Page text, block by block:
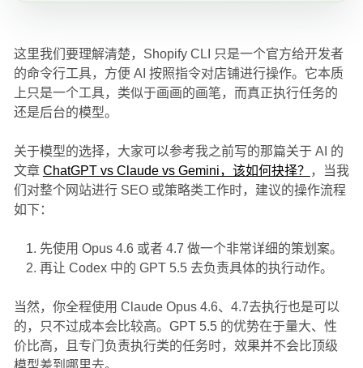
这里我们要理解清楚，Shopify CLI 只是一个官方给开发者
的命令行工具，方便 AI 按照指令对店铺进行操作。它本质
上只是一个工具，类似于画画的画笔，而真正执行任务的
还是后台的模型。
关于模型的选择，大家可以参考我之前写的那篇关于 AI 的
文章 ChatGPT vs Claude vs Gemini，该如何抉择？ ，当我
们对整个网站进行 SEO 或策略类工作时，建议的操作流程
如下：
先使用 Opus 4.6 或者 4.7 做一个非常详细的策划案。
再让 Codex 中的 GPT 5.5 去负责具体的执行动作。
当然，你全程使用 Claude Opus 4.6、4.7去执行也是可以
的，只不过成本会比较高。GPT 5.5 的优势在于量大、性
价比高，且专门负责执行类的任务时，效果并不会比顶级